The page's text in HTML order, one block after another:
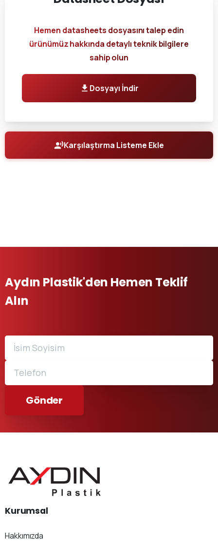
Hemen datasheets dosyasını talep edin
ürünümüz hakkında detaylı teknik bilgilere
sahip olun
Dosyayı İndir
Karşılaştırma Listeme Ekle
Aydın Plastik'den Hemen Teklif
Alın
Kurumsal
Hakkımızda